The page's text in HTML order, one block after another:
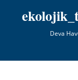
Deva